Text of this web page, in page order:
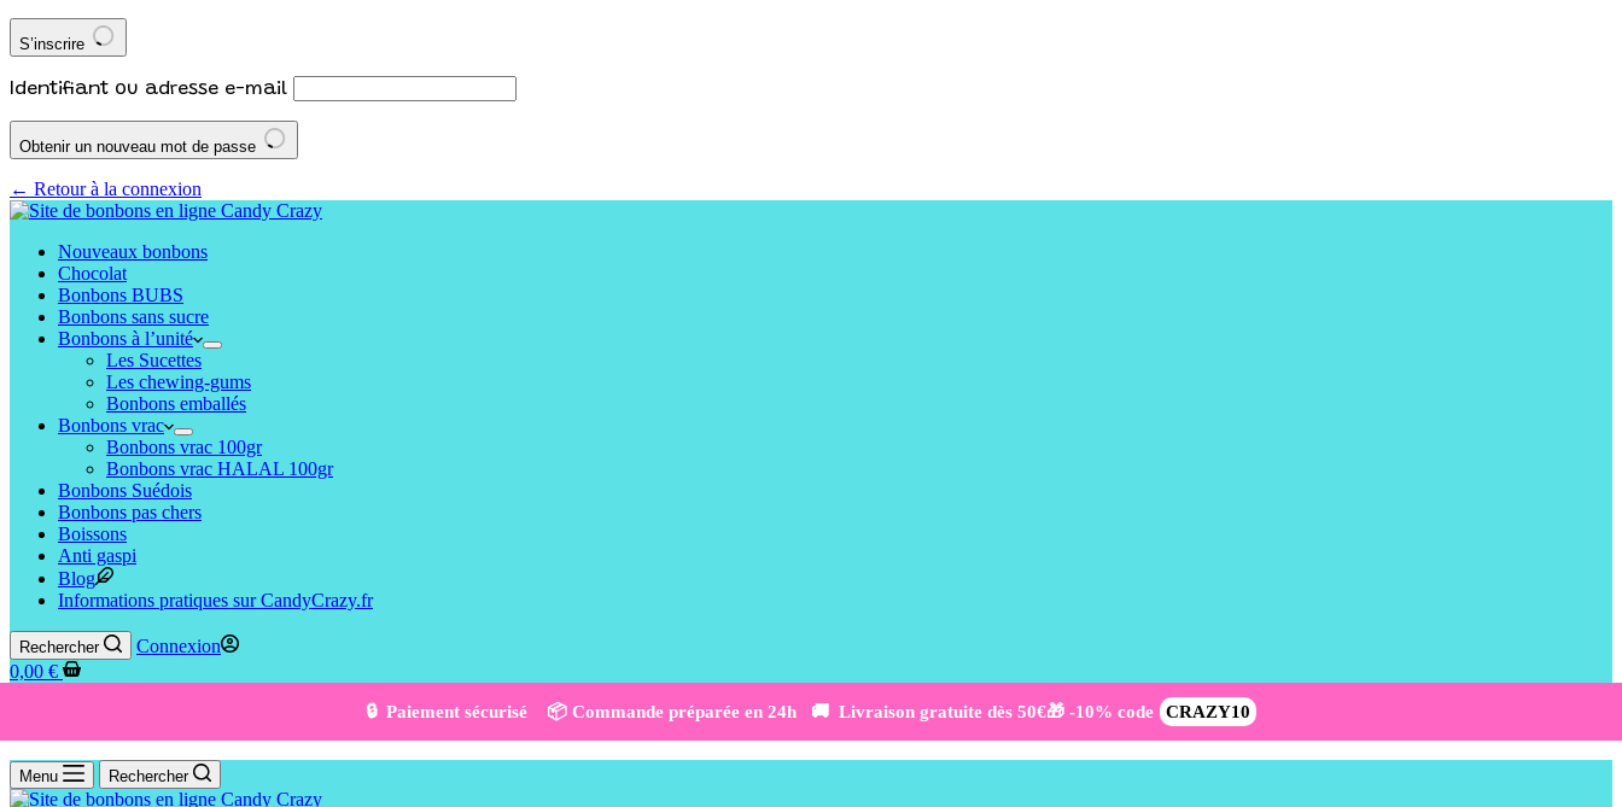
S’inscrire
Identifiant ou adresse e-mail
Obtenir un nouveau mot de passe
← Retour à la connexion
Nouveaux bonbons
Chocolat
Bonbons BUBS
Bonbons sans sucre
Bonbons à l’unité
Les Sucettes
Les chewing-gums
Bonbons emballés
Bonbons vrac
Bonbons vrac 100gr
Bonbons vrac HALAL 100gr
Bonbons Suédois
Bonbons pas chers
Boissons
Anti gaspi
Blog
Informations pratiques sur CandyCrazy.fr
Rechercher
Connexion
0,00 €
🔒 Paiement sécurisé 📦 Commande préparée en 24h 🚚 Livraison gratuite dès 50€🎁 -10% code CRAZY10
Menu Rechercher